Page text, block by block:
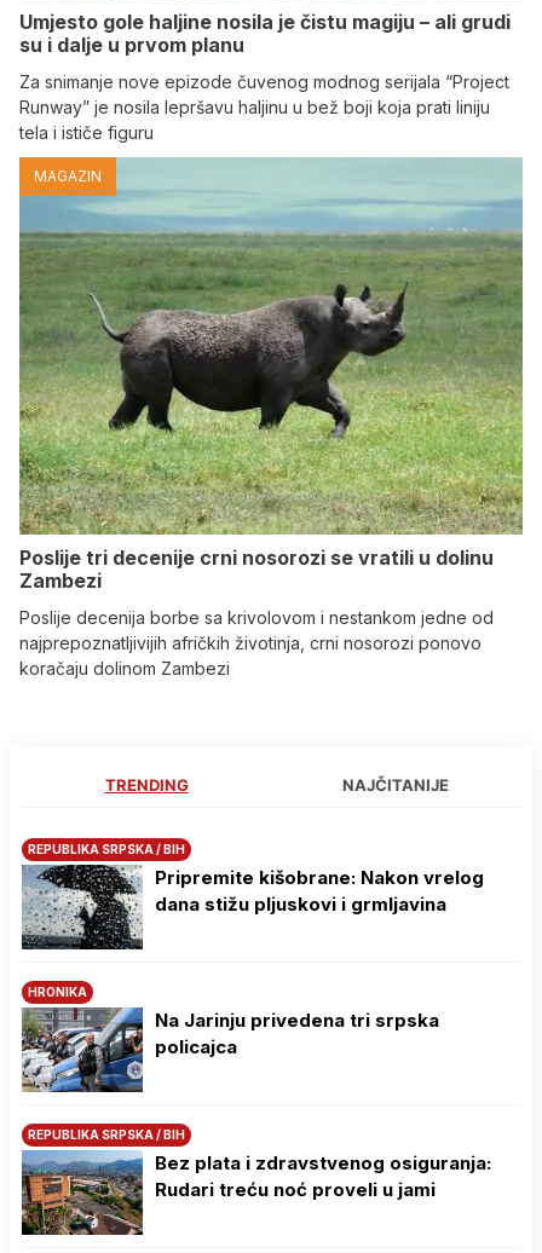
Umjesto gole haljine nosila je čistu magiju – ali grudi
su i dalje u prvom planu
Za snimanje nove epizode čuvenog modnog serijala “Project
Runway” je nosila lepršavu haljinu u bež boji koja prati liniju
tela i ističe figuru
MAGAZIN
Poslije tri decenije crni nosorozi se vratili u dolinu
Zambezi
Poslije decenija borbe sa krivolovom i nestankom jedne od
najprepoznatljivijih afričkih životinja, crni nosorozi ponovo
koračaju dolinom Zambezi
TRENDING NAJČITANIJE
REPUBLIKA SRPSKA / BIH
Pripremite kišobrane: Nakon vrelog
dana stižu pljuskovi i grmljavina
HRONIKA
Na Јarinju privedena tri srpska
policajca
REPUBLIKA SRPSKA / BIH
Bez plata i zdravstvenog osiguranja:
Rudari treću noć proveli u jami